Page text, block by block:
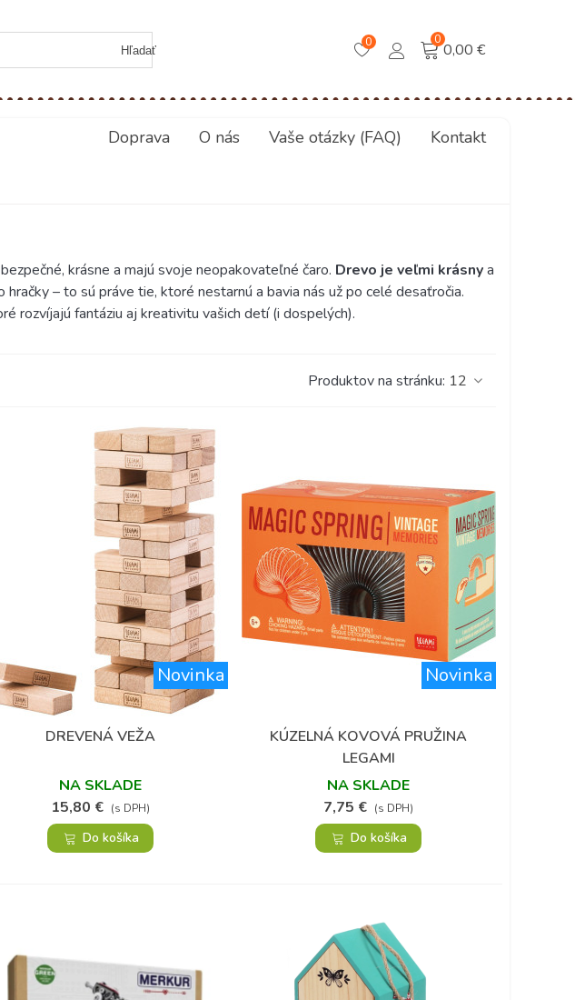
Hľadať
0 0
0,00 €
Doprava O nás Vaše otázky (FAQ) Kontakt
krásne a majú svoje neopakovateľné čaro. Drevo je veľmi krásnya
– to sú práve tie, ktoré nestarnú a bavia nás už po celé desaťročia.
rozvíjajú fantáziu aj kreativitu vašich detí (i dospelých).
Produktov na stránku: 12
Novinka
Obľúbené
DREVENÁ VEŽA
NA SKLADE
15,80 € (s DPH)
Do košíka
Novinka
Obľúbené
KÚZELNÁ KOVOVÁ PRUŽINA
LEGAMI
NA SKLADE
7,75 € (s DPH)
Do košíka